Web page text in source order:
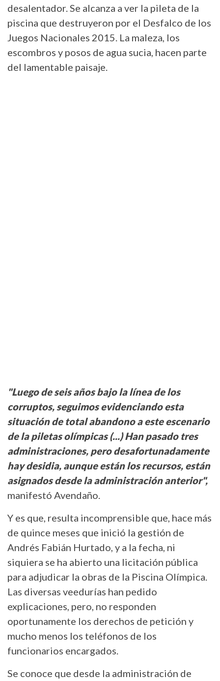
desalentador. Se alcanza a ver la pileta de la
piscina que destruyeron por el Desfalco de los
Juegos Nacionales 2015. La maleza, los
escombros y posos de agua sucia, hacen parte
del lamentable paisaje.
"Luego de seis años bajo la línea de los
corruptos, seguimos evidenciando esta
situación de total abandono a este escenario
de la piletas olímpicas (...) Han pasado tres
administraciones, pero desafortunadamente
hay desidia, aunque están los recursos, están
asignados desde la administración anterior",
manifestó Avendaño.
Y es que, resulta incomprensible que, hace más
de quince meses que inició la gestión de
Andrés Fabián Hurtado, y a la fecha, ni
siquiera se ha abierto una licitación pública
para adjudicar la obras de la Piscina Olímpica.
Las diversas veedurías han pedido
explicaciones, pero, no responden
oportunamente los derechos de petición y
mucho menos los teléfonos de los
funcionarios encargados.
Se conoce que desde la administración de